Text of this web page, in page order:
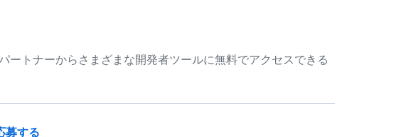
トナーからさまざまな開発者ツールに無料でアクセスできる
募する